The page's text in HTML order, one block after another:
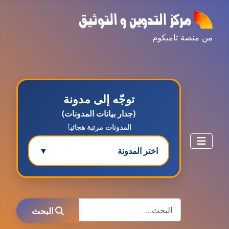
من منصة تاميكوم
توجّه إلى مدونة
(جدار بيانات المدونات)
المدونات مرتبة هجائيٱ
اختر المدونة ▼
البحث
البحث